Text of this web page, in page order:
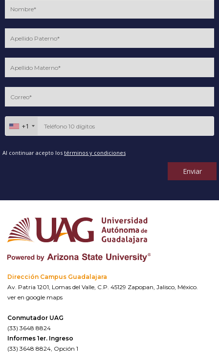
+1
Al continuar acepto los términos y condiciones
Enviar
Dirección Campus Guadalajara
Av. Patria 1201, Lomas del Valle, C.P. 45129 Zapopan, Jalisco, México.
ver en google maps
Conmutador UAG
(33) 3648 8824
Informes 1er. Ingreso
(33) 3648 8824, Opción 1